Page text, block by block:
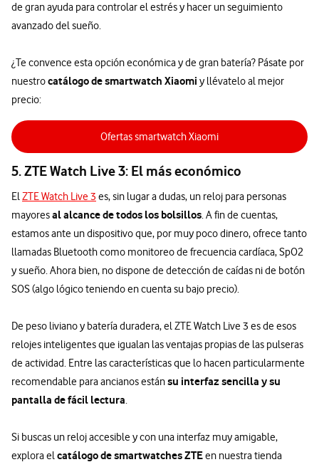
de gran ayuda para controlar el estrés y hacer un seguimiento
avanzado del sueño.
¿Te convence esta opción económica y de gran batería? Pásate por
nuestrocatálogo de smartwatch Xiaomi y llévatelo al mejor
precio:
Ofertas smartwatch Xiaomi
5. ZTE Watch Live 3: El más económico
ElZTE Watch Live 3 es, sin lugar a dudas, un reloj para personas
mayoresal alcance de todos los bolsillos. A fin de cuentas,
estamos ante un dispositivo que, por muy poco dinero, ofrece tanto
llamadas Bluetooth como monitoreo de frecuencia cardíaca, SpO2
y sueño. Ahora bien, no dispone de detección de caídas ni de botón
SOS (algo lógico teniendo en cuenta su bajo precio).
De peso liviano y batería duradera, el ZTE Watch Live 3 es de esos
relojes inteligentes que igualan las ventajas propias de las pulseras
de actividad. Entre las características que lo hacen particularmente
recomendable para ancianos estánsu interfaz sencilla y su
pantalla de fácil lectura.
Si buscas un reloj accesible y con una interfaz muy amigable,
explora elcatálogo de smartwatches ZTEen nuestra tienda